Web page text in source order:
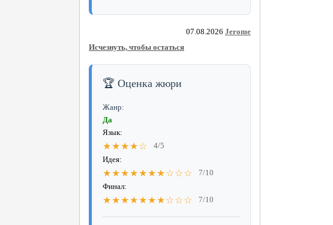
07.08.2026 Jerome
Исчезнуть, чтобы остаться
🏆 Оценка жюри
Жанр:
Да
Язык:
★★★★☆
4/5
Идея:
★★★★★★★☆☆☆
7/10
Финал:
★★★★★★★☆☆☆ 7/10